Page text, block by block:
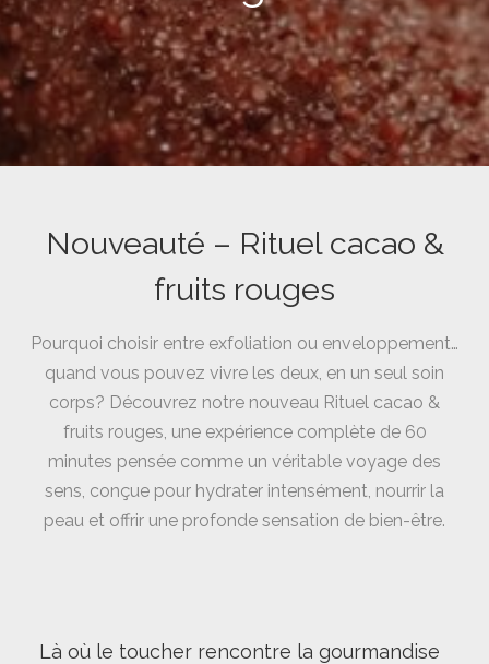
Nouveauté – Rituel cacao &
fruits rouges
Pourquoi choisir entre exfoliation ou enveloppement…
quand vous pouvez vivre les deux, en un seul soin
corps? Découvrez notre nouveau Rituel cacao &
fruits rouges, une expérience complète de 60
minutes pensée comme un véritable voyage des
sens, conçue pour hydrater intensément, nourrir la
peau et offrir une profonde sensation de bien-être.
Là où le toucher rencontre la gourmandise